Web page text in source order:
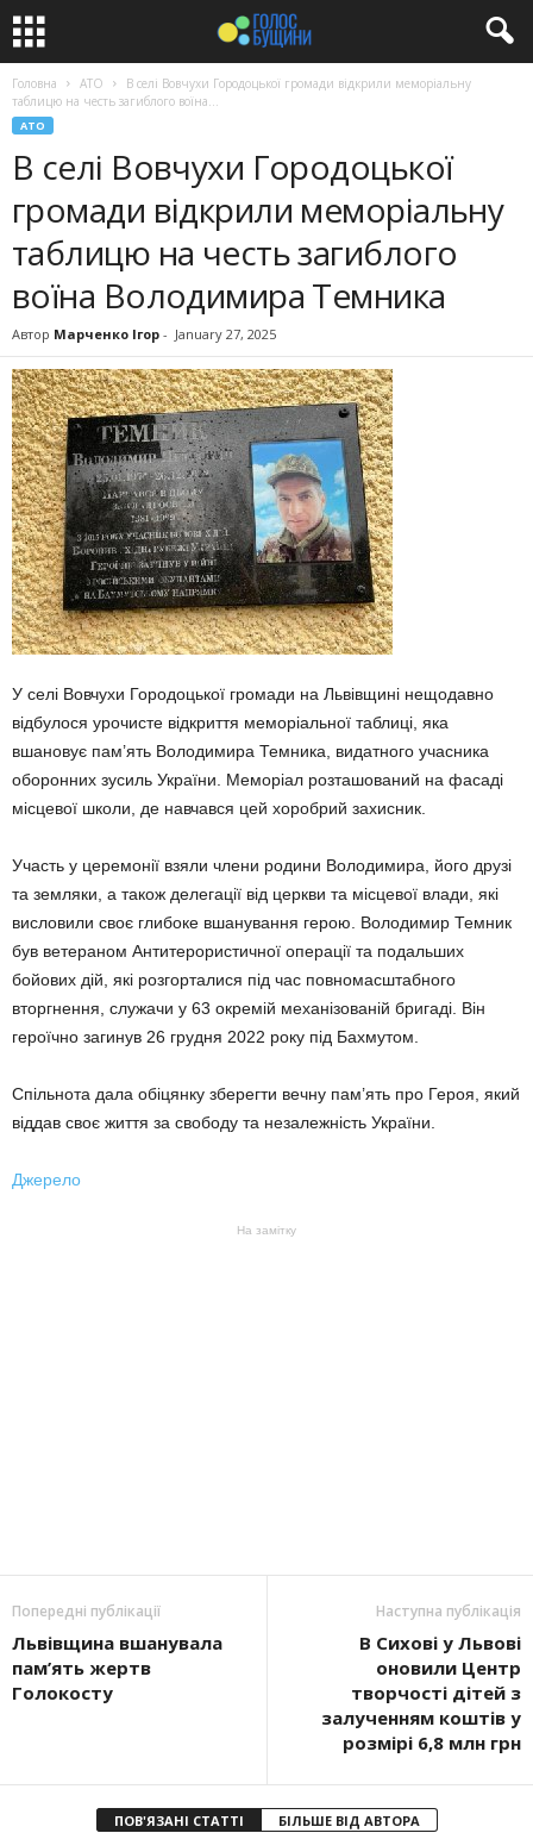
Головна АТО
В селі Вовчухи Городоцької громади відкрили меморіальну
таблицю на честь загиблого воїна...
АТО
В селі Вовчухи Городоцької
громади відкрили меморіальну
таблицю на честь загиблого
воїна Володимира Темника
Автор Марченко Ігор - January 27, 2025
У селі Вовчухи Городоцької громади на Львівщині нещодавно
відбулося урочисте відкриття меморіальної таблиці, яка
вшановує пам’ять Володимира Темника, видатного учасника
оборонних зусиль України. Меморіал розташований на фасаді
місцевої школи, де навчався цей хоробрий захисник.
Участь у церемонії взяли члени родини Володимира, його друзі
та земляки, а також делегації від церкви та місцевої влади, які
висловили своє глибоке вшанування герою. Володимир Темник
був ветераном Антитерористичної операції та подальших
бойових дій, які розгорталися під час повномасштабного
вторгнення, служачи у 63 окремій механізованій бригаді. Він
героїчно загинув 26 грудня 2022 року під Бахмутом.
Спільнота дала обіцянку зберегти вечну пам’ять про Героя, який
віддав своє життя за свободу та незалежність України.
Джерело
На замітку
Попередні публікації
Львівщина вшанувала
пам’ять жертв
Голокосту
Наступна публікація
В Сихові у Львові
оновили Центр
творчості дітей з
залученням коштів у
розмірі 6,8 млн грн
ПОВ'ЯЗАНІ СТАТТІ БІЛЬШЕ ВІД АВТОРА